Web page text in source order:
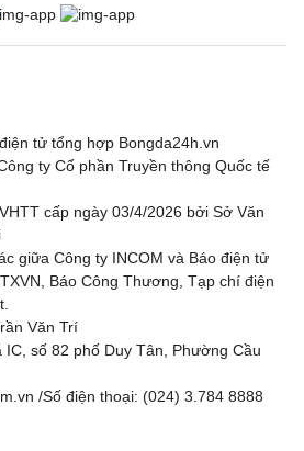
tử tổng hợp Bongda24h.vn
ty Cổ phần Truyền thông Quốc tế
cấp ngày 03/4/2026 bởi Sở Văn
giữa Công ty INCOM và Báo điện tử
Báo Công Thương, Tạp chí điện
Văn Trí
số 82 phố Duy Tân, Phường Cầu
/Số điện thoại: (024) 3.784 8888